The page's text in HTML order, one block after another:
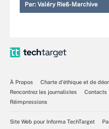
Par: Valéry Rieß-Marchive
À Propos
Charte d’éthique et de
Rencontrez les journalistes
Contacts
Réimpressions
Site Web pour Informa TechTarget